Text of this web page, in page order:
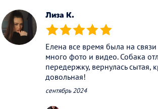
Лиза К.
(*) (*) (*) (*) (*)
Елена все время была на
много фото и видео. Собака
передержку, вернулась сытая,
довольная!
сентябрь 2024